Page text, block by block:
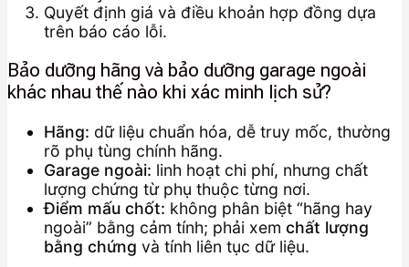
Quyết định giá và điều khoản hợp đồng dựa
trên báo cáo lỗi.
Bảo dưỡng hãng và bảo dưỡng garage ngoài
khác nhau thế nào khi xác minh lịch sử?
Hãng: dữ liệu chuẩn hóa, dễ truy mốc, thường
rõ phụ tùng chính hãng.
Garage ngoài: linh hoạt chi phí, nhưng chất
lượng chứng từ phụ thuộc từng nơi.
Điểm mấu chốt: không phân biệt “hãng hay
ngoài” bằng cảm tính; phải xem chất lượng
bằng chứng và tính liên tục dữ liệu.